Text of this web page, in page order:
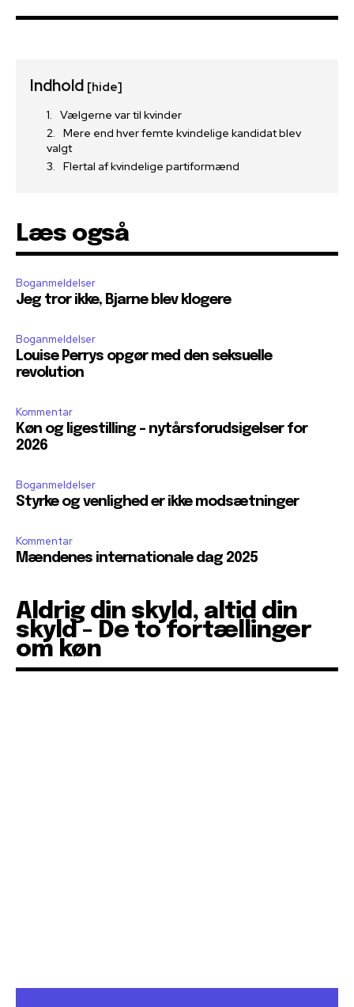
Indhold [hide]
Vælgerne var til kvinder
Mere end hver femte kvindelige kandidat blev
valgt
Flertal af kvindelige partiformænd
Læs også
Boganmeldelser
Jeg tror ikke, Bjarne blev klogere
Boganmeldelser
Louise Perrys opgør med den seksuelle
revolution
Kommentar
Køn og ligestilling – nytårsforudsigelser for
2026
Boganmeldelser
Styrke og venlighed er ikke modsætninger
Kommentar
Mændenes internationale dag 2025
Aldrig din skyld, altid din
skyld - De to fortællinger
om køn